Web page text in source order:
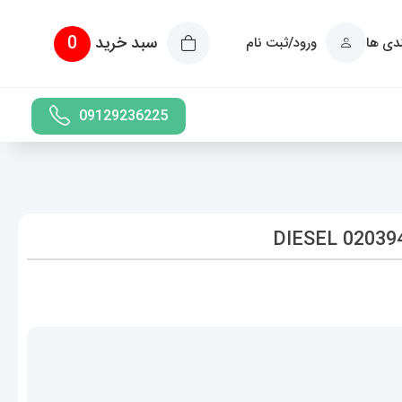
ها ورود/ثبت نام سبد خرید 0
09129236225